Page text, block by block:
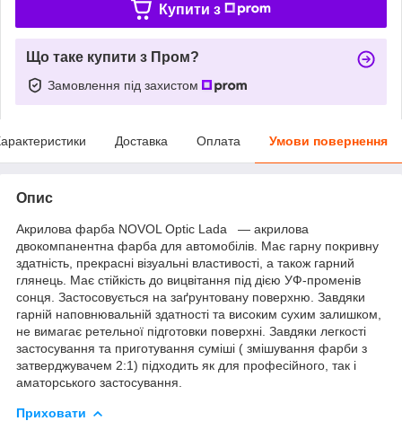
Купити з
Що таке купити з Пром?
Замовлення під захистом
Доставка Оплата Умови повернення
Опис
Акрилова фарба NOVOL Optic Lada — акрилова
двокомпанентна фарба для автомобілів. Має гарну покривну
здатність, прекрасні візуальні властивості, а також гарний
глянець. Має стійкість до вицвітання під дією УФ-променів
сонця. Застосовується на заґрунтовану поверхню. Завдяки
гарній наповнювальній здатності та високим сухим залишком,
не вимагає ретельної підготовки поверхні. Завдяки легкості
застосування та приготування суміші ( змішування фарби з
затверджувачем 2:1) підходить як для професійного, так і
аматорського застосування.
Приховати